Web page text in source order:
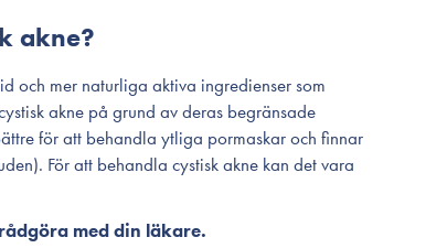
akne?
och mer naturliga aktiva ingredienser som
akne på grund av deras begränsade
för att behandla ytliga pormaskar och finnar
För att behandla cystisk akne kan det vara
med din läkare.